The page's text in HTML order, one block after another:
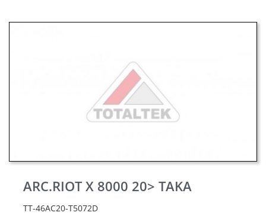
ARC.RIOT X 8000 20> TAKA
TT-46AC20-T5072D